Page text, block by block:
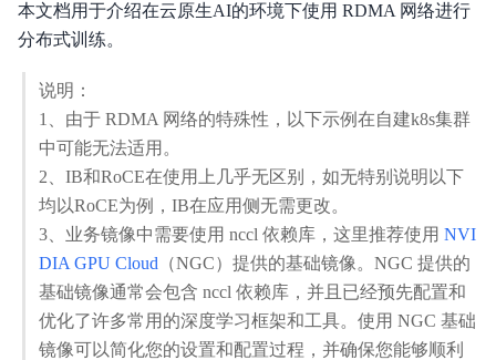
产品定价
操作指南
典型实践
API参考（即将废弃）
API_V2参考
SDK
本文档用于介绍在云原生AI的环境下使用 RDMA 网络进行
分布式训练。
说明：
1、由于 RDMA 网络的特殊性，以下示例在自建k8s集群
中可能无法适用。
2、IB和RoCE在使用上几乎无区别，如无特别说明以下
均以RoCE为例，IB在应用侧无需更改。
3、业务镜像中需要使用 nccl 依赖库，这里推荐使用 NVI
DIA GPU Cloud （NGC）提供的基础镜像。NGC 提供的
基础镜像通常会包含 nccl 依赖库，并且已经预先配置和
优化了许多常用的深度学习框架和工具。使用 NGC 基础
镜像可以简化您的设置和配置过程，并确保您能够顺利